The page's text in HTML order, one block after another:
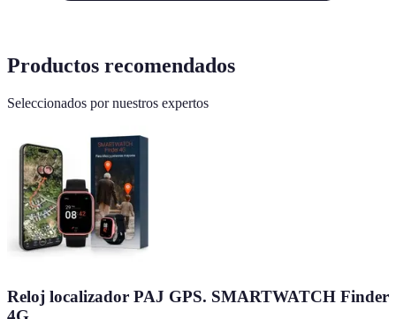
Productos recomendados
Seleccionados por nuestros expertos
Reloj localizador PAJ GPS. SMARTWATCH Finder